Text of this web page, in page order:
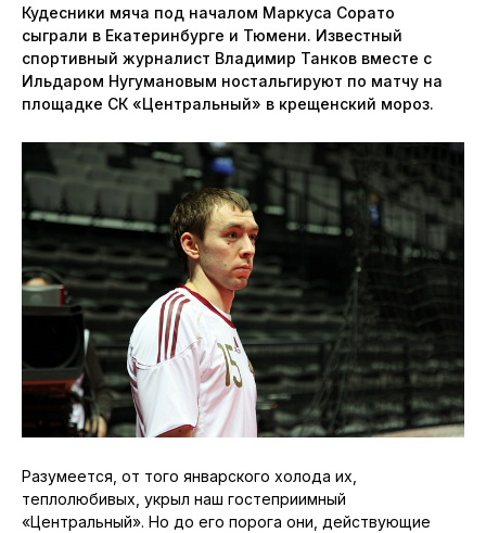
Кудесники мяча под началом Маркуса Сорато
сыграли в Екатеринбурге и Тюмени. Известный
спортивный журналист Владимир Танков вместе с
Ильдаром Нугумановым ностальгируют по матчу на
площадке СК «Центральный» в крещенский мороз.
Разумеется, от того январского холода их,
теплолюбивых, укрыл наш гостеприимный
«Центральный». Но до его порога они, действующие